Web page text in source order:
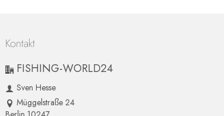
Kontakt
FISHING-WORLD24
Sven Hesse
Müggelstraße 24